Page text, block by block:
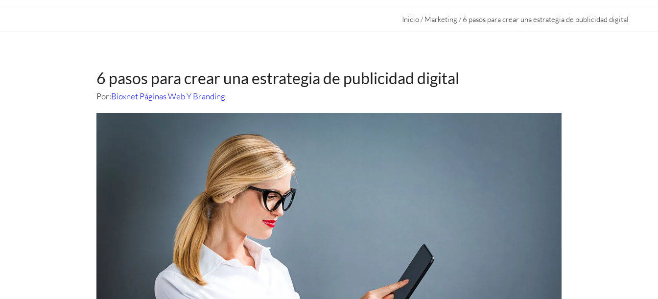
Inicio/Marketing /6 pasos para crear una estrategia de publicidad digital
6 pasos para crear una estrategia de publicidad digital
Por:Bioxnet Páginas Web Y Branding